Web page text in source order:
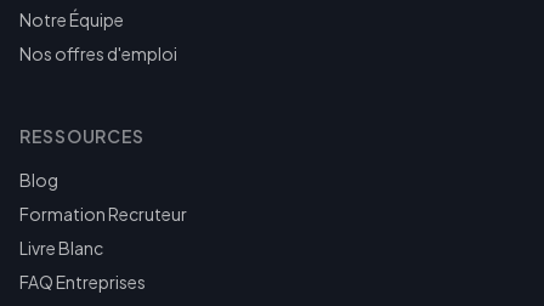
Notre Équipe
Nos offres d'emploi
RESSOURCES
Blog
Formation Recruteur
Livre Blanc
FAQ Entreprises